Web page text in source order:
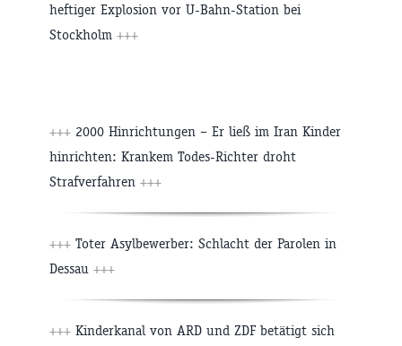
heftiger Explosion vor U-Bahn-Station bei
Stockholm +++
+++ 2000 Hinrichtungen – Er ließ im Iran Kinder
hinrichten: Krankem Todes-Richter droht
Strafverfahren +++
+++ Toter Asylbewerber: Schlacht der Parolen in
Dessau +++
+++ Kinderkanal von ARD und ZDF betätigt sich